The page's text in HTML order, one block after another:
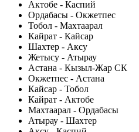
Актобе - Каспий
Ордабасы - Окжетпес
Тобол - Махтаарал
Кайрат - Кайсар
Шахтер - Аксу
Жетысу - Атырау
Астана - Кызыл-Жар СК
Окжетпес - Астана
Кайсар - Тобол
Кайрат - Актобе
Махтаарал - Ордабасы
Атырау - Шахтер